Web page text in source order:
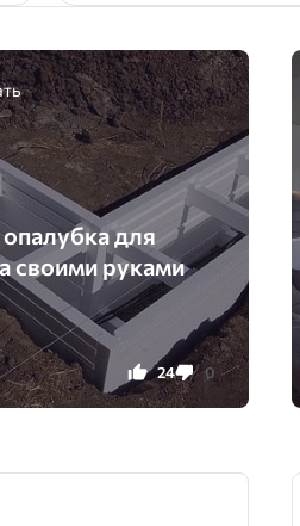
для
своими руками
24 0